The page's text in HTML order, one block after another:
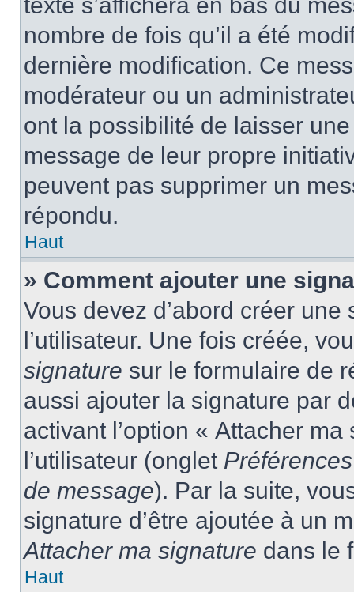
nombre de fois qu’il a été
dernière modification. Ce
modérateur ou un
ont la possibilité de laisser
message de leur propre
peuvent pas supprimer un
répondu.
Haut
» Comment ajouter une
Vous devez d’abord créer
l’utilisateur. Une fois créée,
signature sur le formulaire de
aussi ajouter la signature par
activant l’option « Attacher
l’utilisateur (onglet
de message). Par la suite,
signature d’être ajoutée à un
Attacher ma signature dans le
Haut